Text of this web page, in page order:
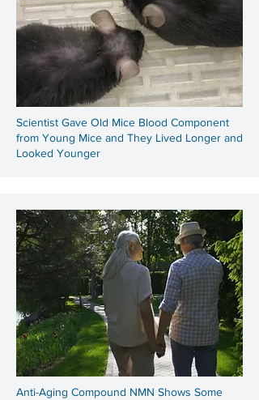
Scientist Gave Old Mice Blood Component
from Young Mice and They Lived Longer and
Looked Younger
Anti-Aging Compound NMN Shows Some